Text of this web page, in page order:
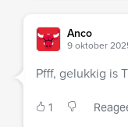
Anco
9 oktober
Pfff, gelukkig is
1